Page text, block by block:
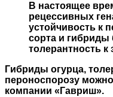
В настоящее
рецессивных
устойчивость к
сорта и гибриды
толерантность
Гибриды огурца,
пероноспорозу
компании «Гавриш».